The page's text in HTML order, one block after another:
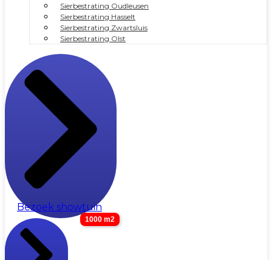
Sierbestrating Oudleusen
Sierbestrating Hasselt
Sierbestrating Zwartsluis
Sierbestrating Olst
Bezoek showtuin
1000 m2